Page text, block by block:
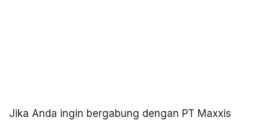
Jika Anda ingin bergabung dengan PT Maxxis